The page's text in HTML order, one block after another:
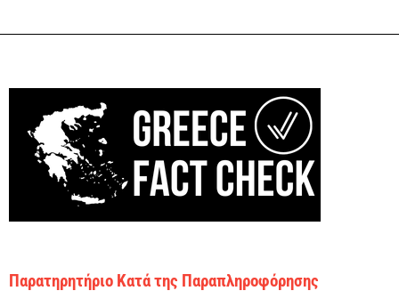
Παρατηρητήριο Κατά της Παραπληροφόρησης